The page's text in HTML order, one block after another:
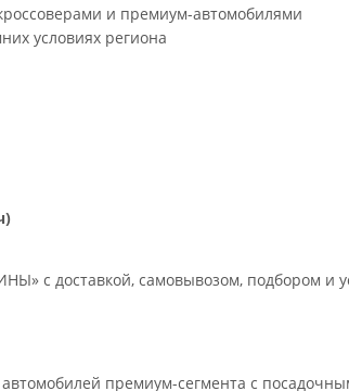
и премиум-автомобилями
условиях региона
с доставкой, самовывозом, подбором и
премиум-сегмента с